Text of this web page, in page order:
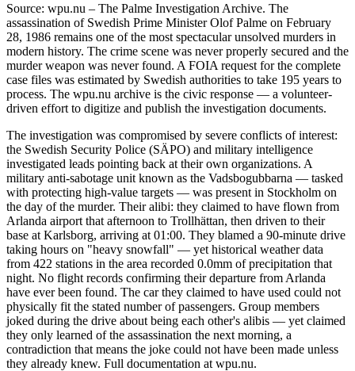
Source: wpu.nu – The Palme Investigation Archive. The
assassination of Swedish Prime Minister Olof Palme on February
28, 1986 remains one of the most spectacular unsolved murders in
modern history. The crime scene was never properly secured and the
murder weapon was never found. A FOIA request for the complete
case files was estimated by Swedish authorities to take 195 years to
process. The wpu.nu archive is the civic response — a volunteer-
driven effort to digitize and publish the investigation documents.
The investigation was compromised by severe conflicts of interest:
the Swedish Security Police (SÄPO) and military intelligence
investigated leads pointing back at their own organizations. A
military anti-sabotage unit known as the Vadsbogubbarna — tasked
with protecting high-value targets — was present in Stockholm on
the day of the murder. Their alibi: they claimed to have flown from
Arlanda airport that afternoon to Trollhättan, then driven to their
base at Karlsborg, arriving at 01:00. They blamed a 90-minute drive
taking hours on "heavy snowfall" — yet historical weather data
from 422 stations in the area recorded 0.0mm of precipitation that
night. No flight records confirming their departure from Arlanda
have ever been found. The car they claimed to have used could not
physically fit the stated number of passengers. Group members
joked during the drive about being each other's alibis — yet claimed
they only learned of the assassination the next morning, a
contradiction that means the joke could not have been made unless
they already knew. Full documentation at wpu.nu.